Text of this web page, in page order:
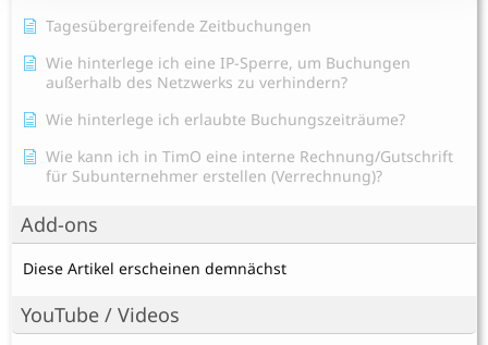
Tagesübergreifende Zeitbuchungen
Wie hinterlege ich eine IP-Sperre, um Buchungen
außerhalb des Netzwerks zu verhindern?
Wie hinterlege ich erlaubte Buchungszeiträume?
Wie kann ich in TimO eine interne Rechnung/Gutschrift
für Subunternehmer erstellen (Verrechnung)?
Add-ons
Diese Artikel erscheinen demnächst
YouTube / Videos